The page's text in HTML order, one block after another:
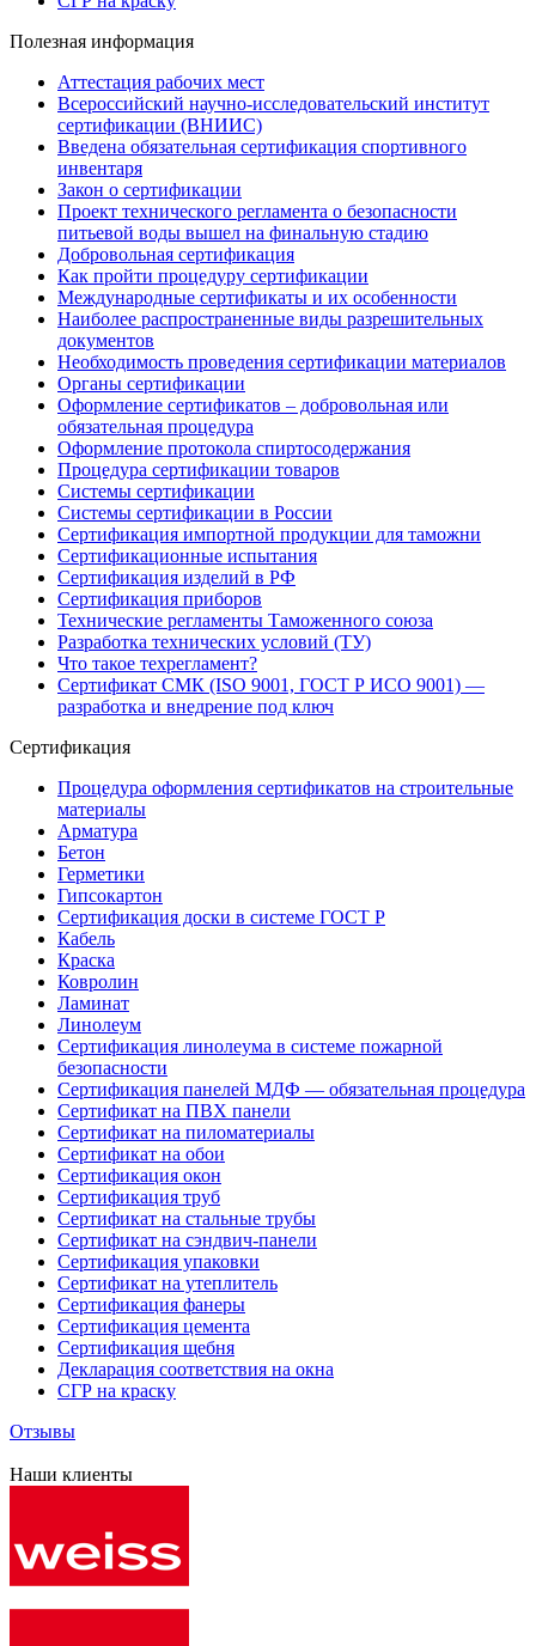
Полезная информация
Аттестация рабочих мест
Всероссийский научно-исследовательский институт
сертификации (ВНИИС)
Введена обязательная сертификация спортивного
инвентаря
Закон о сертификации
Проект технического регламента о безопасности
питьевой воды вышел на финальную стадию
Добровольная сертификация
Как пройти процедуру сертификации
Международные сертификаты и их особенности
Наиболее распространенные виды разрешительных
документов
Необходимость проведения сертификации материалов
Органы сертификации
Оформление сертификатов – добровольная или
обязательная процедура
Оформление протокола спиртосодержания
Процедура сертификации товаров
Системы сертификации
Системы сертификации в России
Сертификация импортной продукции для таможни
Сертификационные испытания
Сертификация изделий в РФ
Сертификация приборов
Технические регламенты Таможенного союза
Разработка технических условий (ТУ)
Что такое техрегламент?
Сертификат СМК (ISO 9001, ГОСТ Р ИСО 9001) —
разработка и внедрение под ключ
Сертификация
Процедура оформления сертификатов на строительные
материалы
Арматура
Бетон
Герметики
Гипсокартон
Сертификация доски в системе ГОСТ Р
Кабель
Краска
Ковролин
Ламинат
Линолеум
Сертификация линолеума в системе пожарной
безопасности
Сертификация панелей МДФ — обязательная процедура
Сертификат на ПВХ панели
Сертификат на пиломатериалы
Сертификат на обои
Сертификация окон
Сертификация труб
Сертификат на стальные трубы
Сертификат на сэндвич-панели
Сертификация упаковки
Сертификат на утеплитель
Сертификация фанеры
Сертификация цемента
Сертификация щебня
Декларация соответствия на окна
СГР на краску
Отзывы
Наши клиенты